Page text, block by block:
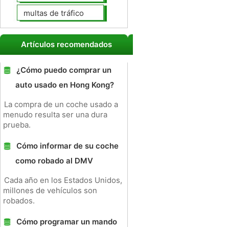
multas de tráfico
Artículos recomendados
¿Cómo puedo comprar un
auto usado en Hong Kong?
La compra de un coche usado a
menudo resulta ser una dura
prueba.
Cómo informar de su coche
como robado al DMV
Cada año en los Estados Unidos,
millones de vehículos son
robados.
Cómo programar un mando